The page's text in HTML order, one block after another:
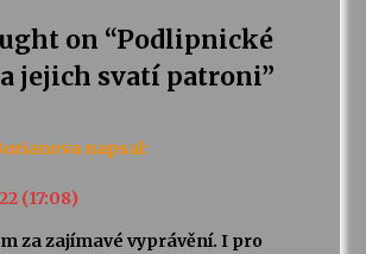
on “Podlipnické
jejich svatí patroni”
napsal:
(17:08)
za zajímavé vyprávění. I pro